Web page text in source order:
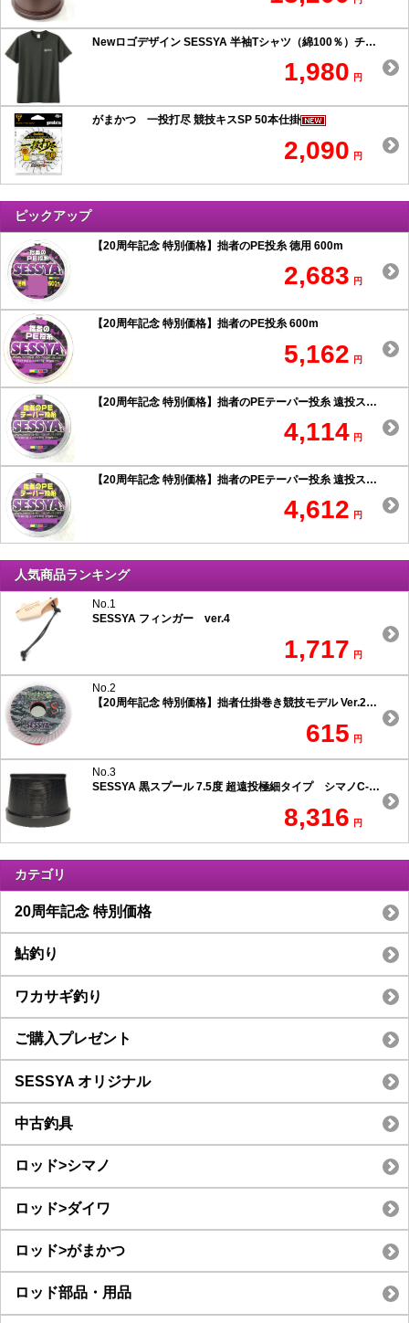
Newロゴデザイン SESSYA 半袖Tシャツ（綿100％）チャコール
1,980 円
がまかつ 一投打尽 競技キスSP 50本仕掛
2,090 円
ピックアップ
【20周年記念 特別価格】拙者のPE投糸 徳用 600m
2,683 円
【20周年記念 特別価格】拙者のPE投糸 600m
5,162 円
【20周年記念 特別価格】拙者のPEテーパー投糸 遠投スペシャル 0.6号以上
4,114 円
【20周年記念 特別価格】拙者のPEテーパー投糸 遠投スペシャル 0.5号以下
4,612 円
人気商品ランキング
No.1
SESSYA フィンガー ver.4
1,717 円
No.2
【20周年記念 特別価格】拙者仕掛巻き競技モデル Ver.2 スリムタイプ
615 円
No.3
SESSYA 黒スプール 7.5度 超遠投極細タイプ シマノC-1用
8,316 円
カテゴリ
20周年記念 特別価格
鮎釣り
ワカサギ釣り
ご購入プレゼント
SESSYA オリジナル
中古釣具
ロッド>シマノ
ロッド>ダイワ
ロッド>がまかつ
ロッド部品・用品